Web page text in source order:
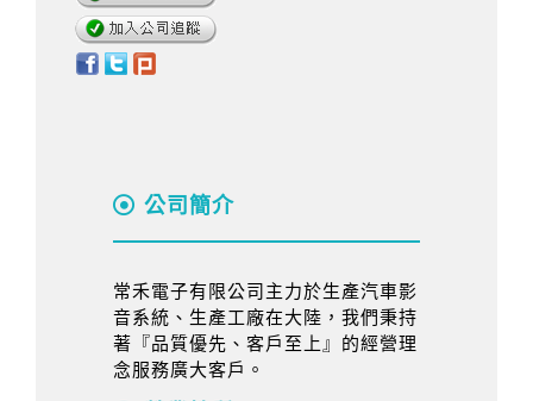
公司簡介
常禾電子有限公司主力於生產汽車影
音系統、生產工廠在大陸，我們秉持
著『品質優先、客戶至上』的經營理
念服務廣大客戶。